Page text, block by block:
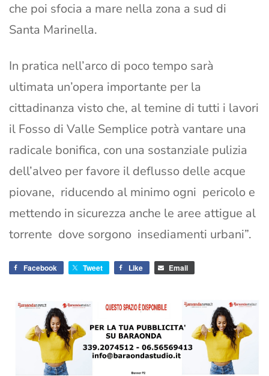
che poi sfocia a mare nella zona a sud di
Santa Marinella.
In pratica nell’arco di poco tempo sarà
ultimata un’opera importante per la
cittadinanza visto che, al temine di tutti i lavori
il Fosso di Valle Semplice potrà vantare una
radicale bonifica, con una sostanziale pulizia
dell’alveo per favore il deflusso delle acque
piovane, riducendo al minimo ogni pericolo e
mettendo in sicurezza anche le aree attigue al
torrente dove sorgono insediamenti urbani”.
Facebook Tweet Like Email